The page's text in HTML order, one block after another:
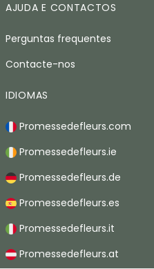
AJUDA E CONTACTOS
Perguntas frequentes
Contacte-nos
IDIOMAS
Promessedefleurs.com
Promessedefleurs.ie
Promessedefleurs.de
Promessedefleurs.es
Promessedefleurs.it
Promessedefleurs.at